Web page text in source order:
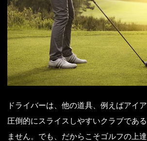
ドライバーは、他の道具、例えばアイ
圧倒的にスライスしやすいクラブであ
ません。でも、だからこそゴルフの上